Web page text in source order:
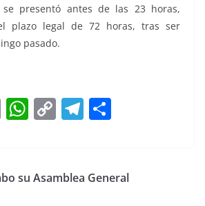
se presentó antes de las 23 horas,
plazo legal de 72 horas, tras ser
pasado.
E
l
W
s
C
y
T
gr e
su Asamblea General